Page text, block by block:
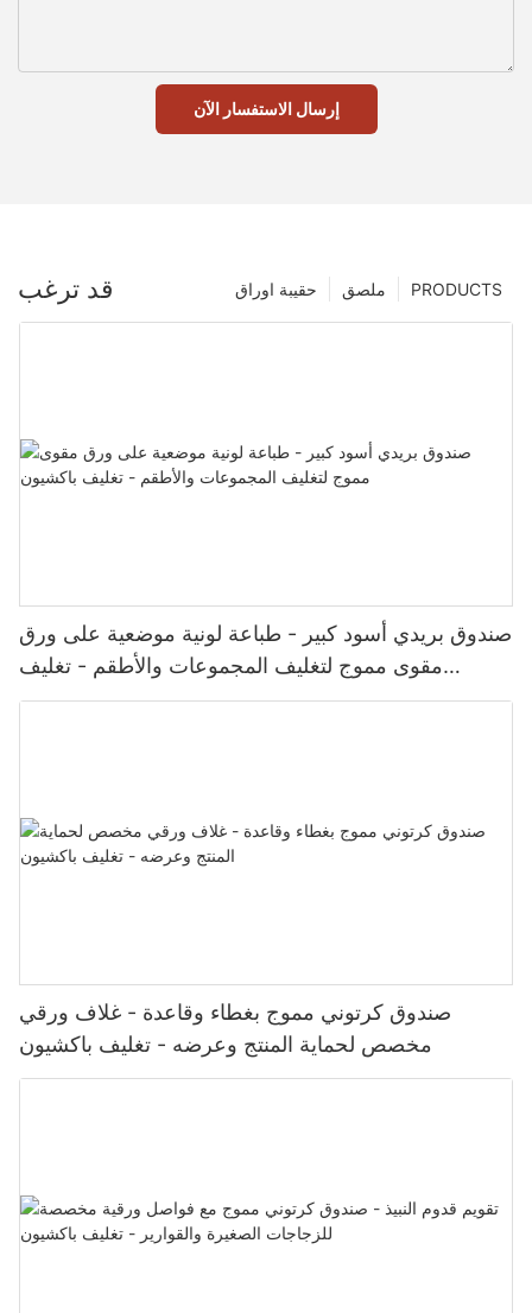
إرسال الاستفسار الآن
قد ترغب PRODUCTS ملصق حقيبة اوراق
صندوق بريدي أسود كبير - طباعة لونية موضعية على ورق
مقوى مموج لتغليف المجموعات والأطقم - تغليف
باكشيون
صندوق كرتوني مموج بغطاء وقاعدة - غلاف ورقي
مخصص لحماية المنتج وعرضه - تغليف باكشيون